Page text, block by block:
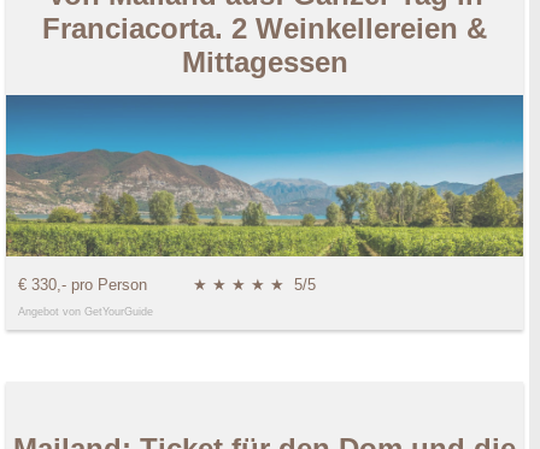
Franciacorta. 2 Weinkellereien &
Mittagessen
€ 330,- pro Person ★ ★ ★ ★ ★ 5/5
Angebot von GetYourGuide